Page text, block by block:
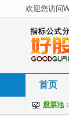
首页
股票池：